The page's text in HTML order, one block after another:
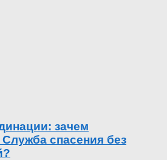
зачем
спасения без